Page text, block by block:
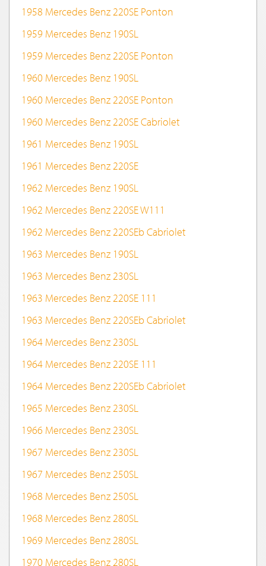
1958 Mercedes Benz 220SE Ponton
1959 Mercedes Benz 190SL
1959 Mercedes Benz 220SE Ponton
1960 Mercedes Benz 190SL
1960 Mercedes Benz 220SE Ponton
1960 Mercedes Benz 220SE Cabriolet
1961 Mercedes Benz 190SL
1961 Mercedes Benz 220SE
1962 Mercedes Benz 190SL
1962 Mercedes Benz 220SE W111
1962 Mercedes Benz 220SEb Cabriolet
1963 Mercedes Benz 190SL
1963 Mercedes Benz 230SL
1963 Mercedes Benz 220SE 111
1963 Mercedes Benz 220SEb Cabriolet
1964 Mercedes Benz 230SL
1964 Mercedes Benz 220SE 111
1964 Mercedes Benz 220SEb Cabriolet
1965 Mercedes Benz 230SL
1966 Mercedes Benz 230SL
1967 Mercedes Benz 230SL
1967 Mercedes Benz 250SL
1968 Mercedes Benz 250SL
1968 Mercedes Benz 280SL
1969 Mercedes Benz 280SL
1970 Mercedes Benz 280SL